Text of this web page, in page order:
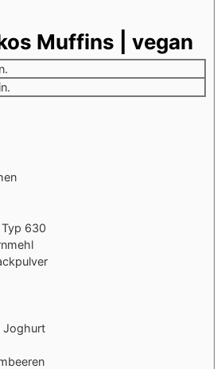
Muffins | vegan
630
Joghurt